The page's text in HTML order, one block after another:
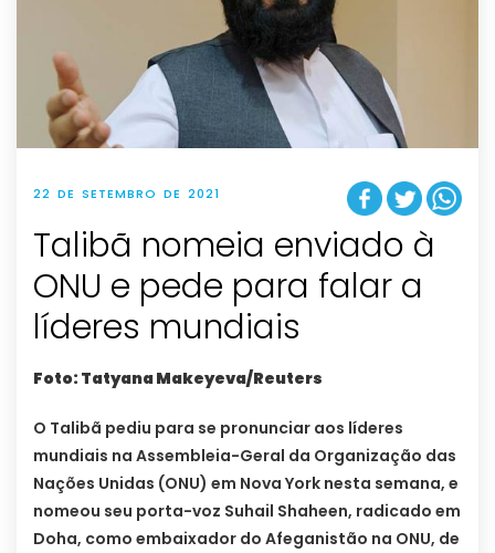
22 DE SETEMBRO DE 2021
Talibã nomeia enviado à
ONU e pede para falar a
líderes mundiais
Foto: Tatyana Makeyeva/Reuters
O Talibã pediu para se pronunciar aos líderes
mundiais na Assembleia-Geral da Organização das
Nações Unidas (ONU) em Nova York nesta semana, e
nomeou seu porta-voz Suhail Shaheen, radicado em
Doha, como embaixador do Afeganistão na ONU, de